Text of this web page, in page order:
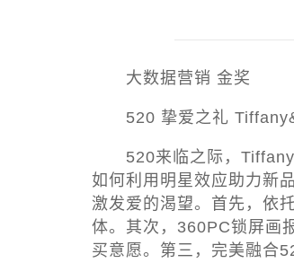
大数据营销 金奖
520 挚爱之礼
520来临之际，Tiffany
如何利用明星效应助力新
激发爱的渴望。首先，依
体。其次，360PC锁屏画
买意愿。第三，完美融合